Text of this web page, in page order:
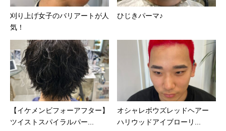
刈り上げ女子のバリアートが人
気！
ひじきパーマ♪
【イケメンビフォーアフター】
ツイストスパイラルパー...
オシャレボウズレッドヘアー
ハリウッドアイブローリ...